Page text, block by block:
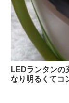
LEDランタンの
なり明るくてコ